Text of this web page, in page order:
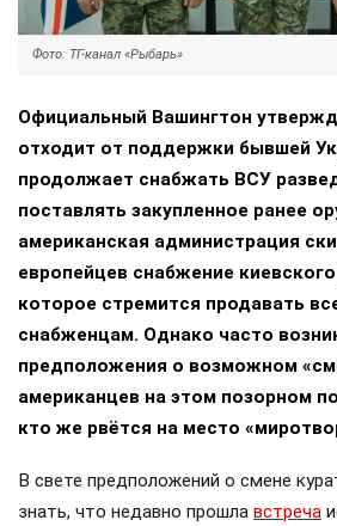
Фото: ТГ-канал «Рыбарь»
Официальный Вашингтон
отходит от поддержки бывшей
продолжает снабжать ВСУ
поставлять закупленное ранее
американская администрация
европейцев снабжение
которое стремится продавать
снабженцам. Однако часто
предположения о возможном
американцев на этом позорном
кто же рвётся на место
В свете предположений о смене
знать, что недавно прошла встреча